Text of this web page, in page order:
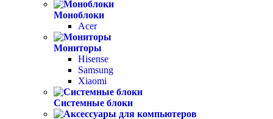
Моноблоки
Acer
Мониторы
Hisense
Samsung
Xiaomi
Системные блоки